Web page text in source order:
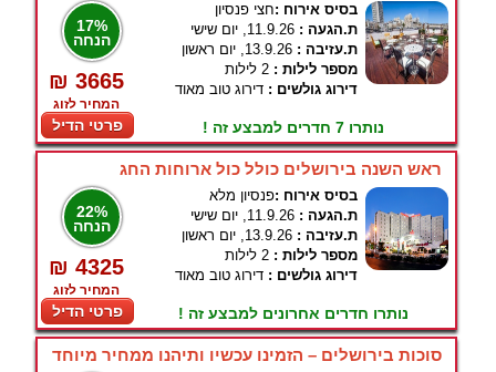
17%
הנחה
₪ 3665
המחיר לזוג
פרטי הדיל
בסיס אירוח :חצי פנסיון
ת.הגעה : 11.9.26, יום שישי
ת.עזיבה : 13.9.26, יום ראשון
מספר לילות : 2 לילות
דירוג גולשים : דירוג טוב מאוד
נותרו 7 חדרים למבצע זה !
ראש השנה בירושלים כולל כול ארוחות החג
22%
הנחה
₪ 4325
המחיר לזוג
פרטי הדיל
בסיס אירוח :פנסיון מלא
ת.הגעה : 11.9.26, יום שישי
ת.עזיבה : 13.9.26, יום ראשון
מספר לילות : 2 לילות
דירוג גולשים : דירוג טוב מאוד
נותרו חדרים אחרונים למבצע זה !
סוכות בירושלים – הזמינו עכשיו ותיהנו ממחיר מיוחד